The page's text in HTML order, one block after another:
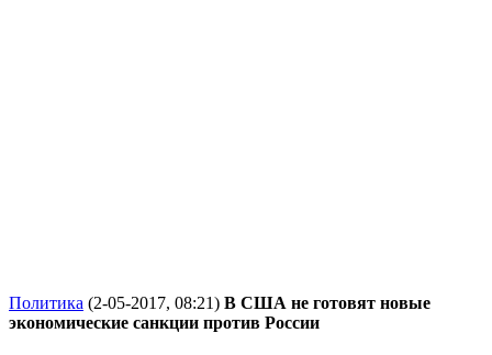
Политика (2-05-2017, 08:21) В США не готовят новые
экономические санкции против России